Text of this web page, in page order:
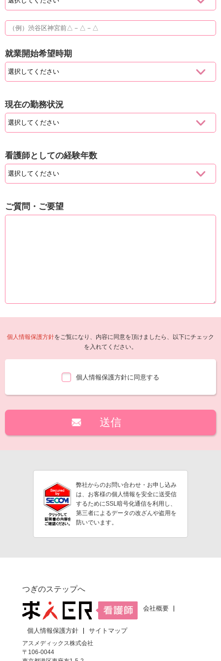
就業開始希望時期
現在の勤務状況
看護師としての経験年数
ご質問・ご要望
個人情報保護方針をご覧になり、内容に同意を頂けましたら、以下にチェック
を入れてください。
個人情報保護方針に同意する
弊社からのお問い合わせ・お申し込み
は、お客様の個人情報を安全に送受信
するためにSSL暗号化通信を利用し、
第三者によるデータの改ざんや盗用を
防いでいます。
つぎのステップへ
会社概要
個人情報保護方針
サイトマップ
アスメディックス株式会社
〒106-0044